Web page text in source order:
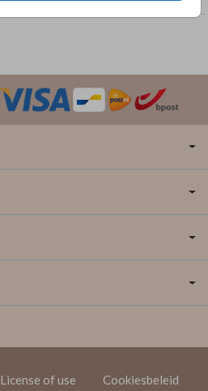
License of use Cookiesbeleid